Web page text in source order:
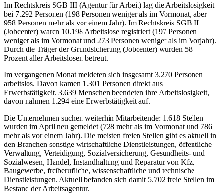
Im Rechtskreis SGB III (Agentur für Arbeit) lag die Arbeitslosigkeit
bei 7.292 Personen (198 Personen weniger als im Vormonat, aber
958 Personen mehr als vor einem Jahr). Im Rechtskreis SGB II
(Jobcenter) waren 10.198 Arbeitslose registriert (197 Personen
weniger als im Vormonat und 273 Personen weniger als im Vorjahr).
Durch die Träger der Grundsicherung (Jobcenter) wurden 58
Prozent aller Arbeitslosen betreut.
Im vergangenen Monat meldeten sich insgesamt 3.270 Personen
arbeitslos. Davon kamen 1.301 Personen direkt aus
Erwerbstätigkeit. 3.639 Menschen beendeten ihre Arbeitslosigkeit,
davon nahmen 1.294 eine Erwerbstätigkeit auf.
Die Unternehmen suchen weiterhin Mitarbeitende: 1.618 Stellen
wurden im April neu gemeldet (728 mehr als im Vormonat und 786
mehr als vor einem Jahr). Die meisten freien Stellen gibt es aktuell in
den Branchen sonstige wirtschaftliche Dienstleistungen, öffentliche
Verwaltung, Verteidigung, Sozialversicherung, Gesundheits- und
Sozialwesen, Handel, Instandhaltung und Reparatur von Kfz,
Baugewerbe, freiberufliche, wissenschaftliche und technische
Dienstleistungen. Aktuell befanden sich damit 5.702 freie Stellen im
Bestand der Arbeitsagentur.